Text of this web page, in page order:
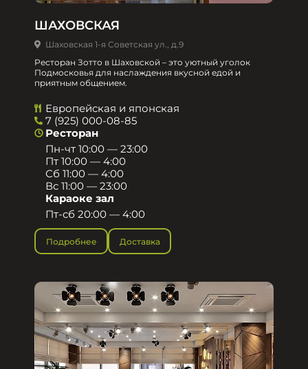
ШАХОВСКАЯ
Шаховская 1-я Советская ул., д.9
Ресторан Зотто в Шаховской – это уютный уголок
Подмосковья для наслаждения вкусной едой и
приятным общением.​
Европейская и японская
7 (925) 000-08-85
Ресторан
Пн-чт 10:00 — 23:00
Пт 10:00 — 4:00
Сб 11:00 — 4:00
Вс 11:00 — 23:00
Караоке зал
Пт-сб 20:00 — 4:00
Подробнее Доставка